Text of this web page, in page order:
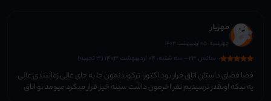
مهزیار
چهارشنبه، 05 اردیبهشت 1403
سانس 23 - سه شنبه، 04 اردیبهشت 1403 (3 تجربه)
فضا فضای داستان اتاق فرار بود اکتورا ترکوندنمون جا به جای عالی زمانبندی عالی
یه تیکه اونقدر ترسیدیم نفر اخرمون داشت سینه خیز فرار میکرد میومد تو اتاق